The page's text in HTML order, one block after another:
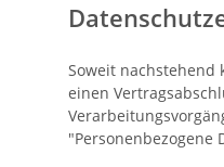
Soweit nachstehend
einen